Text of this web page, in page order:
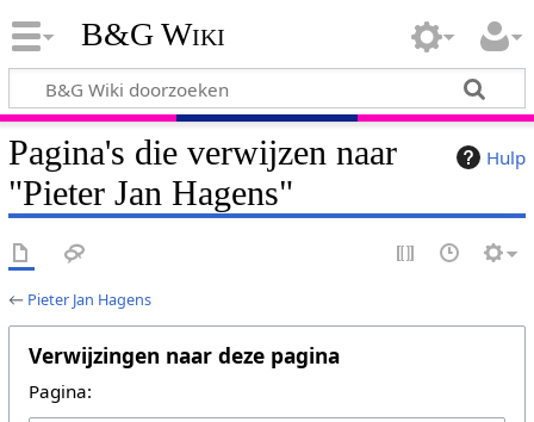
B&G Wiki
Hulp
Pagina's die verwijzen naar
"Pieter Jan Hagens"
← Pieter Jan Hagens
Verwijzingen naar deze pagina
Pagina: